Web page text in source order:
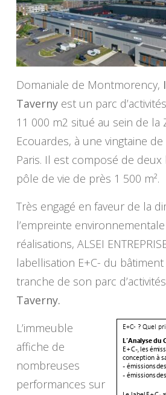
Domaniale de Montmorency,
Tavernyest un parc
11 000 m2 situé au sein de la
Ecouardes, à une vingtaine
Paris. Il est composé de deux
pôle de vie de près 1 500 m².
Très engagé en faveur de la
l’empreinte
réalisations, ALSEI
labellisation E+C- du
tranche de son parc d’activités
Taverny.
L’immeuble
affiche de
nombreuses
performances sur